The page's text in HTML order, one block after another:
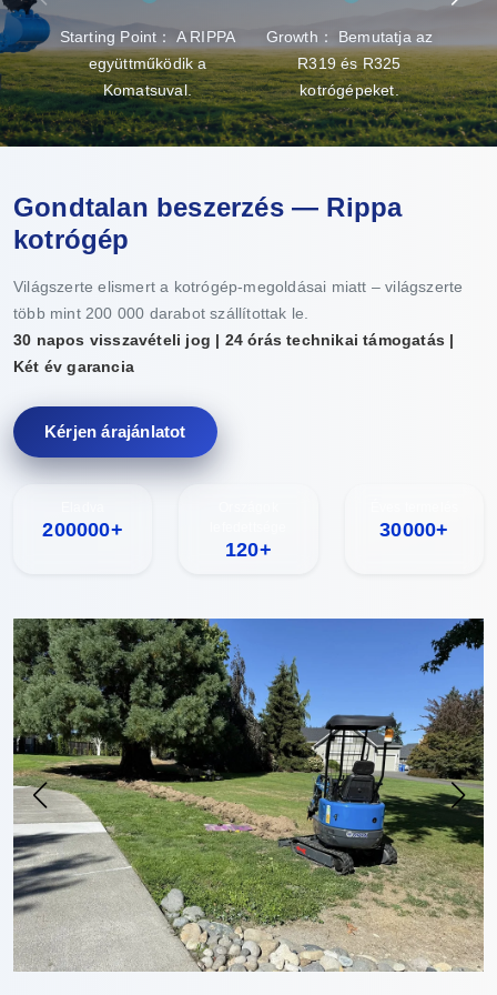
Starting Point： A RIPPA
együttműködik a
Komatsuval.
Growth： Bemutatja az
R319 és R325
kotrógépeket.
Gondtalan beszerzés — Rippa
kotrógép
Világszerte elismert a kotrógép-megoldásai miatt – világszerte
több mint 200 000 darabot szállítottak le.
30 napos visszavételi jog | 24 órás technikai támogatás |
Két év garancia
Kérjen árajánlatot
200000+
120+
30000+